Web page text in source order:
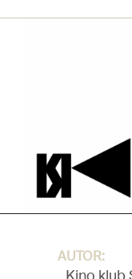
AUTOR: